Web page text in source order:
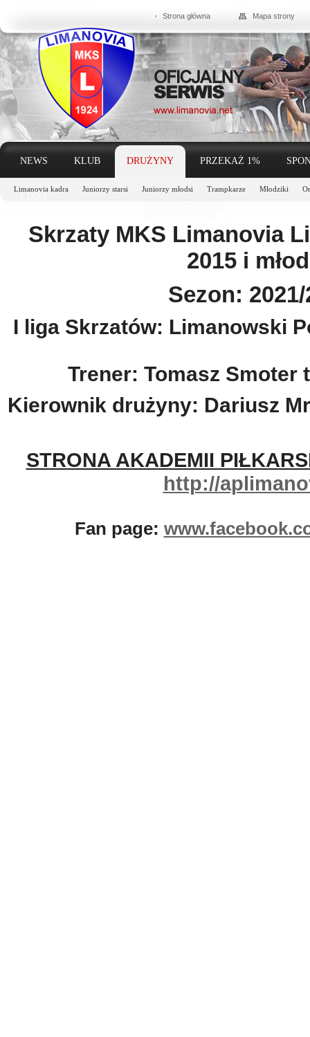
Strona główna Mapa strony
NEWS KLUB DRUŻYNY
Limanovia kadra Juniorzy starsi Juniorzy młodsi Trampkarze Młodziki
PRZEKAŻ 1%
Skrzaty MKS Limanovia
2015 i
Sezon: 2021/
I liga Skrzatów: Limanowski
Trener: Tomasz Smoter
Kierownik drużyny: Dariusz
STRONA AKADEMII
http://
Fan page: